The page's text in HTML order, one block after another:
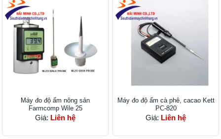
Máy đo độ ẩm nông sản
Farmcomp Wile 25
Giá: Liên hệ
Máy đo độ ẩm cà phê, cacao Kett
PC-820
Giá: Liên hệ